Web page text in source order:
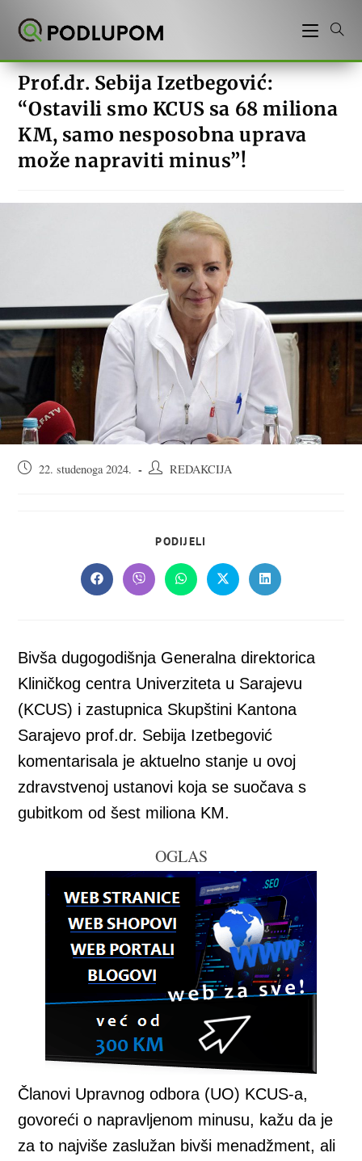
Prof.dr. Sebija Izetbegović:
“Ostavili smo KCUS sa 68 miliona
KM, samo nesposobna uprava
može napraviti minus”!
Objava22. studenoga 2024.
AutorREDAKCIJA
PODIJELI
CONTENT
Opens
in
Opens
in
Opens
in
Opens
in
Opens
in
Bivša dugogodišnja Generalna direktorica
Kliničkog centra Univerziteta u Sarajevu
(KCUS) i zastupnica Skupštini Kantona
Sarajevo prof.dr. Sebija Izetbegović
komentarisala je aktuelno stanje u ovoj
zdravstvenoj ustanovi koja se suočava s
gubitkom od šest miliona KM.
OGLAS
Članovi Upravnog odbora (UO) KCUS-a,
govoreći o napravljenom minusu, kažu da je
za to najviše zaslužan bivši menadžment, ali